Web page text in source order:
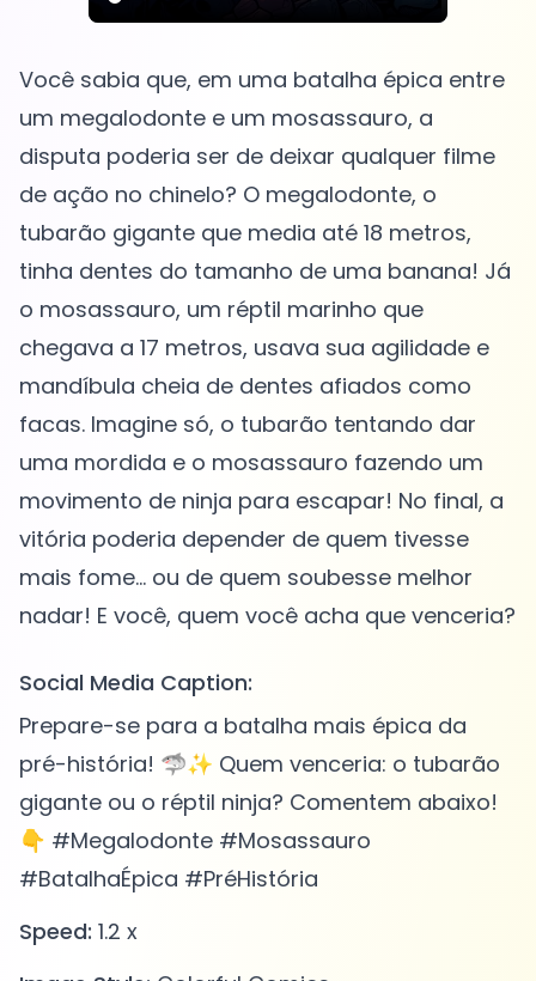
Você sabia que, em uma batalha épica entre
um megalodonte e um mosassauro, a
disputa poderia ser de deixar qualquer filme
de ação no chinelo? O megalodonte, o
tubarão gigante que media até 18 metros,
tinha dentes do tamanho de uma banana! Já
o mosassauro, um réptil marinho que
chegava a 17 metros, usava sua agilidade e
mandíbula cheia de dentes afiados como
facas. Imagine só, o tubarão tentando dar
uma mordida e o mosassauro fazendo um
movimento de ninja para escapar! No final, a
vitória poderia depender de quem tivesse
mais fome... ou de quem soubesse melhor
Social Media Caption:
Prepare-se para a batalha mais épica da
pré-história! 🦈✨ Quem venceria: o tubarão
gigante ou o réptil ninja? Comentem abaixo!
👇 #Megalodonte #Mosassauro
#BatalhaÉpica #PréHistória
Speed: 1.2 x